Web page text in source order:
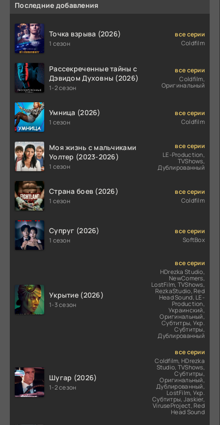
Последние добавления
Точка взрыва (2026)
1 сезон
все серии
Coldfilm
Рассекреченные тайны с
Дэвидом Духовны (2026)
1-2 сезон
все серии
Coldfilm,
Оригинальный
Умница (2026)
1 сезон
все серии
Coldfilm
Моя жизнь с мальчиками
Уолтер (2023-2026)
1 сезон
все серии
LE-Production,
TVShows,
Дублированный
Страна боев (2026)
1 сезон
все серии
Coldfilm
Супруг (2026)
1 сезон
все серии
SoftBox
Укрытие (2026)
1-3 сезон
все серии
HDrezka Studio,
NewComers,
LostFilm, TVShows,
RezkaStudio, Red
Head Sound, LE-
Production,
Украинский,
Оригинальный,
Субтитры, Укр.
Субтитры,
Дублированный
Шугар (2026)
1-2 сезон
все серии
Coldfilm, HDrezka
Studio, TVShows,
Субтитры,
Оригинальный,
Дублированный,
LostFilm, Укр.
Субтитры, Jaskier,
ViruseProject, Red
Head Sound